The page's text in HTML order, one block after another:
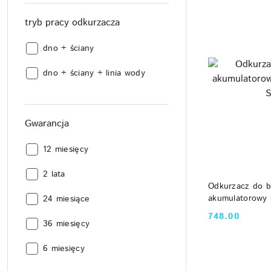
tryb pracy odkurzacza
tryb
odkurzacza:
dno + ściany
tryb
dno + ściany + linia wody
Gwarancja
Gwarancja:
12 miesięcy
Gwarancja:
2 lata
Gwarancja:
24 miesiące
Gwarancja:
36 miesięcy
Gwarancja:
6 miesięcy
Odkurzacz do
akumulatorowy
Swift
Cena:
748.00